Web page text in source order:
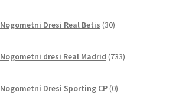
Nogometni Dresi Real Betis 30izdelkov
Nogometni dresi Real Madrid 733izdelkov
Nogometni Dresi Sporting CP 0izdelkov